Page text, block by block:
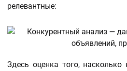
релевантные:
Здесь оценка того,